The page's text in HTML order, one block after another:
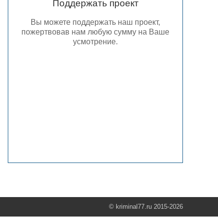
Поддержать проект
Вы можете поддержать наш проект,
пожертвовав нам любую сумму на Ваше
усмотрение.
© kriminal77.ru 2015-2026